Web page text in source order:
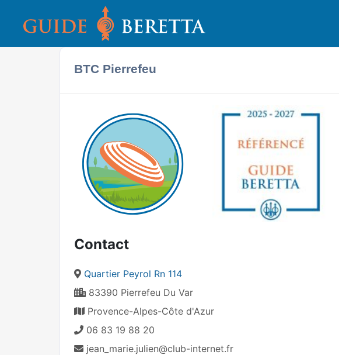
BTC Pierrefeu
Contact
Quartier Peyrol Rn 114
83390 Pierrefeu Du Var
Provence-Alpes-Côte d'Azur
06 83 19 88 20
jean_marie.julien@club-internet.fr